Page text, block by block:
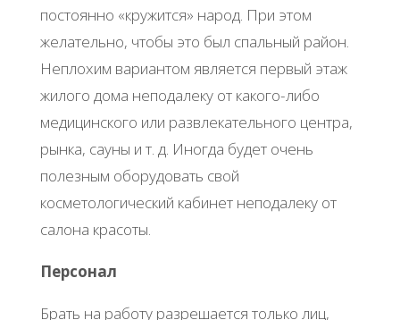
постоянно «кружится» народ. При этом
желательно, чтобы это был спальный район.
Неплохим вариантом является первый этаж
жилого дома неподалеку от какого-либо
медицинского или развлекательного центра,
рынка, сауны и т. д. Иногда будет очень
полезным оборудовать свой
косметологический кабинет неподалеку от
салона красоты.
Персонал
Брать на работу разрешается только лиц,